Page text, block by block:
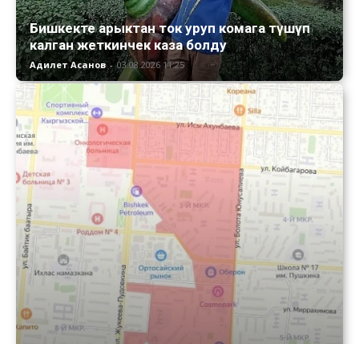
Бишкекте арыктан ток уруп комага түшүп
калган жеткинчек каза болду
Адилет Асанов - 03.08.2026 11:25